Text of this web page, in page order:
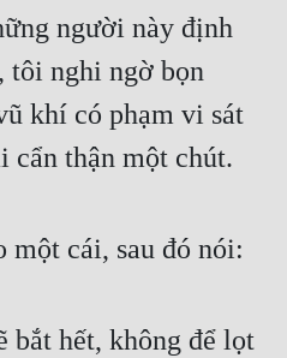
người này định
tôi nghi ngờ bọn
khí có phạm vi sát
cẩn thận một chút.
cái, sau đó nói:
bắt hết, không để lọt